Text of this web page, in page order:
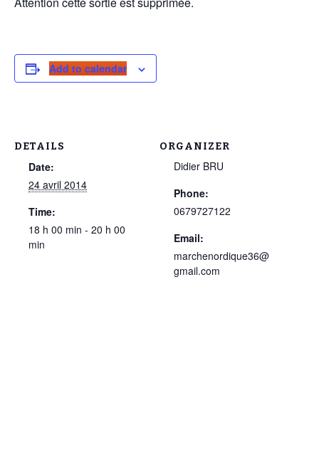
Add to calendar
DETAILS
Date:
24 avril 2014
Time:
18 h 00 min - 20 h 00
min
ORGANIZER
Didier BRU
Phone:
0679727122
Email:
marchenordique36@
gmail.com